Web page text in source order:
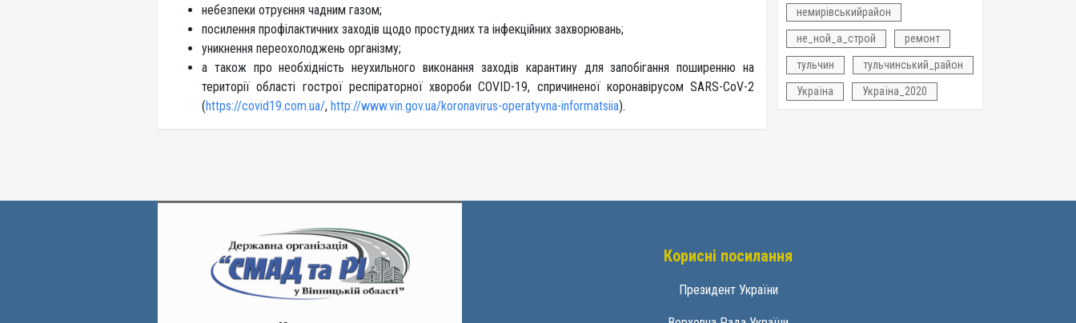
небезпеки отруєння чадним газом;
посилення профілактичних заходів щодо простудних та інфекційних захворювань;
уникнення переохолоджень організму;
а також про необхідність неухильного виконання заходів карантину для запобігання поширенню на
території області гострої респіраторної хвороби COVID-19, спричиненої коронавірусом SARS-CoV-2
(https://covid19.com.ua/, http://www.vin.gov.ua/koronavirus-operatyvna-informatsiia).
немирівськийрайон
не_ной_а_строй ремонт
тульчин тульчинський_район
Україна Україна_2020
Корисні посилання
Президент України